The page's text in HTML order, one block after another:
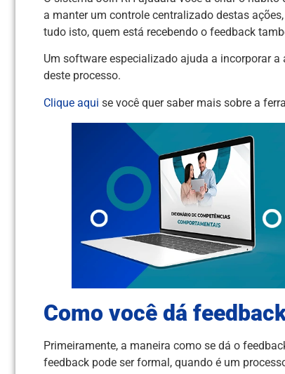
a manter um controle centralizado destas
tudo isto, quem está recebendo o feedback
Um software especializado ajuda a incorporar
deste processo.
Clique aqui se você quer saber mais sobre a
Como você dá
Primeiramente, a maneira como se dá o
feedback pode ser formal, quando é um